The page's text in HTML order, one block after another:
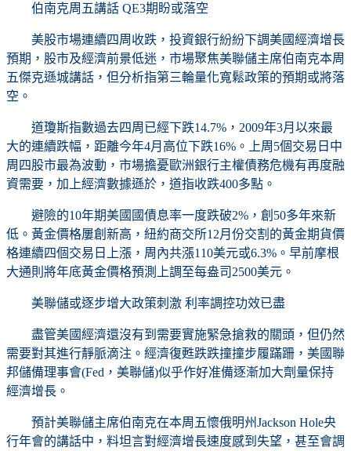
伯南克周五講話 QE3期盼或落空
美股市場連續四周收跌，投資銀行紛紛下調美國經濟增長
預期，股市及經濟前景低迷，市場聚焦美聯儲主席伯南克本周
五傑克遜城講話，但分析指第三輪量化寬鬆政策的預期或將落
空。
道瓊斯指數過去四周已經下跌14.7%，2009年3月以來最
大的連續跌幅，距離今年4月高位下跌16%。上周5個交易日中
周四股市最為波動，市場擔憂歐洲銀行主權債務危機有再度融
資需要，加上經濟數據遜於，道指收跌400多點。
避險的10年期美國國債息率一度跌破2%，創50多年來新
低。黃金價格屢創新高，紐約商交所12月份交割的黃金期貨價
格連續四個交易日上漲，周內共漲110美元或6.3%。早前摩根
大通則將年底黃金價格預測上調至每盎司2500美元。
美聯儲或逐步增大政策刺激 利率調控功效已盡
盡管美國經濟還沒有到需要實施緊急搶救的關頭，但仍然
需要對其進行靜脈滴注。經濟復甦跌跌撞撞步履蹣跚，美國聯
邦儲備理事會(Fed，美聯儲)似乎作好准備逐漸加大劑量保持
經濟增長。
預計美聯儲主席伯南克在本周五懷俄明州Jackson Hole央
行年會的講話中，料坦言對經濟增長速度感到失望，甚至會調